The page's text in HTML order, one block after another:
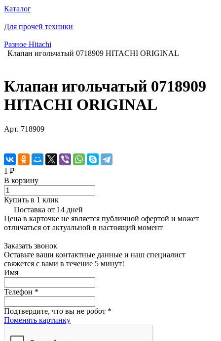
Каталог
Для прочей техники
Разное Hitachi
Клапан игольчатый 0718909 HITACHI ORIGINAL
Клапан игольчатый 0718909
HITACHI ORIGINAL
Арт. 718909
1 ₽
В корзину
Купить в 1 клик
Поставка от 14 дней
Цена в карточке не является публичной офертой и может
отличаться от актуальной в настоящий момент
Заказать звонок
Оставьте ваши контактные данные и наш специалист
свяжется с вами в течение 5 минут!
Имя
Телефон *
Подтвердите, что вы не робот *
Поменять картинку